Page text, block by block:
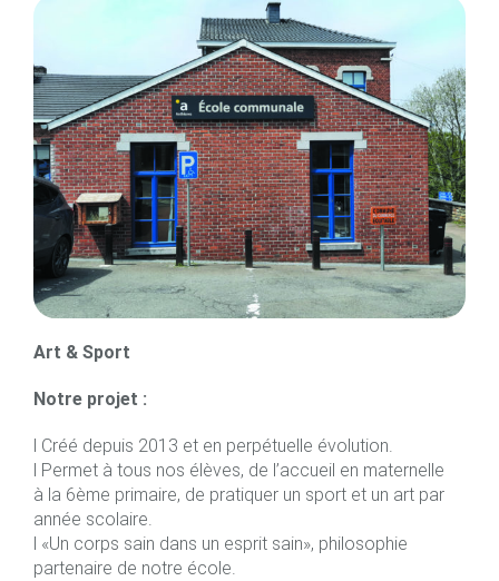
Art & Sport
Notre projet :
l Créé depuis 2013 et en perpétuelle évolution.
l Permet à tous nos élèves, de l’accueil en maternelle
à la 6ème primaire, de pratiquer un sport et un art par
année scolaire.
l «Un corps sain dans un esprit sain», philosophie
partenaire de notre école.